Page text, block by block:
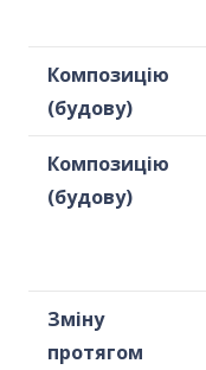
Композицію
(будову)
Композицію
(будову)
Зміну
протягом